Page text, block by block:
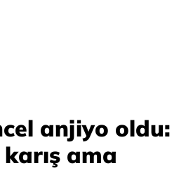
anjiyo oldu:
ama